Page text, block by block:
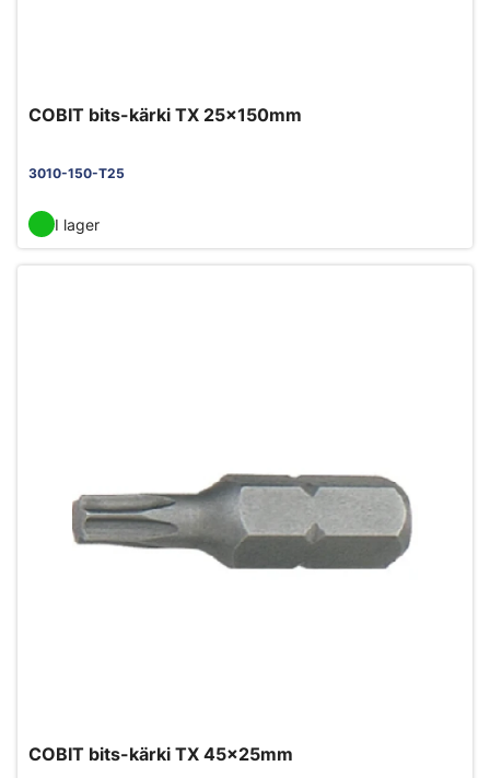
COBIT bits-kärki TX 25x150mm
3010-150-T25
I lager
COBIT bits-kärki TX 45x25mm